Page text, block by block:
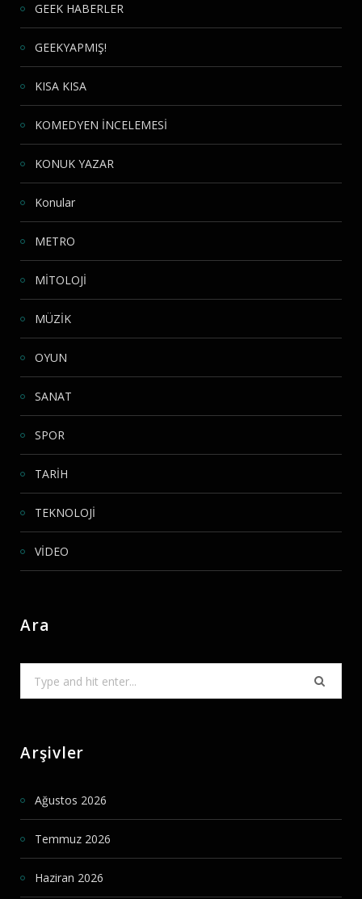
GEEK HABERLER
GEEKYAPMIŞ!
KISA KISA
KOMEDYEN İNCELEMESİ
KONUK YAZAR
Konular
METRO
MİTOLOJİ
MÜZİK
OYUN
SANAT
SPOR
TARİH
TEKNOLOJİ
VİDEO
Ara
Arşivler
Ağustos 2026
Temmuz 2026
Haziran 2026